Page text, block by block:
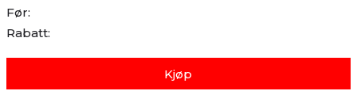
Før:
Rabatt:
Kjøp